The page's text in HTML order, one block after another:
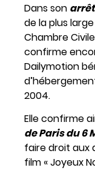
Dans son arrêt
de la plus
Chambre
confirme
Dailymotion
2004.
Elle confirme
de Paris du 6
faire droit aux
film « Joyeux